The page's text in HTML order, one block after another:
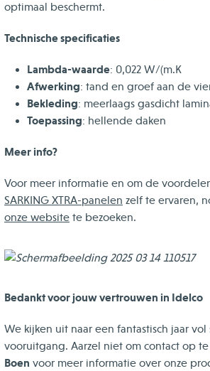
optimaal beschermt.
Technische specificaties
Lambda-waarde: 0,022 W/(m.K
Afwerking: tand en groef aan de
Bekleding: meerlaags gasdicht
Toepassing: hellende daken
Meer info?
Voor meer informatie en om de
SARKING XTRA-panelen zelf te ervaren,
onze website te bezoeken.
Bedankt voor jouw vertrouwen in Idelco
We kijken uit naar een fantastisch jaar
vooruitgang. Aarzel niet om contact op
Boen voor meer informatie over onze